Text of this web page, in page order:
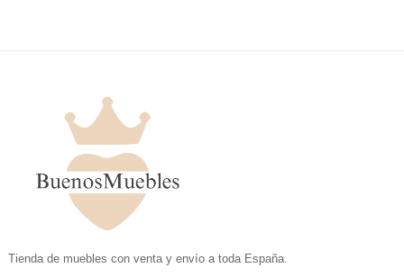
Tienda de muebles con venta y envío a toda España.